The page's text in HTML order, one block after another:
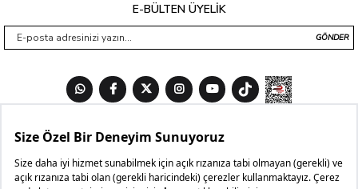
E-BÜLTEN ÜYELİK
GÖNDER